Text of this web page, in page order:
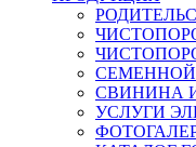
СВИНИНА
УСЛУГИ